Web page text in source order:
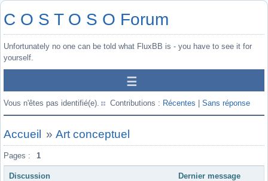
C O S T O S O Forum
Unfortunately no one can be told what FluxBB is - you have to see it for
yourself.
Vous n'êtes pas identifié(e). Contributions : Récentes Sans réponse
Accueil » Art conceptuel
Pages : 1
Discussion Dernier message